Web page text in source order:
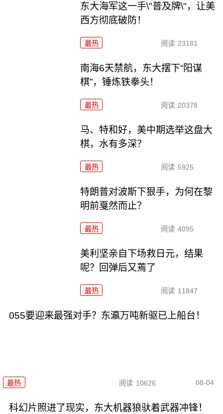
东大海军这一手\"普及牌\"，让美
西方彻底破防！
最热 阅读 23181
南海6天禁航，东大摆下“阳谋
棋”，锤炼铁拳头！
最热 阅读 20378
马、特和好，美中期选举这盘大
棋，水有多深？
最热 阅读 5925
特朗普对波斯下狠手，为何在黎
明前戛然而止？
最热 阅读 4095
美利坚亲自下场救日元，结果
呢？回弹后又蔫了
最热 阅读 11847
055要迎来最强对手？东瀛万吨新驱已上船台！
最热 阅读 10626 08-04
科幻片照进了现实，东大机器狼驮着武器冲锋！